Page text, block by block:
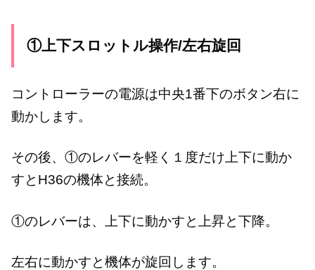
①上下スロットル操作/左右旋回
コントローラーの電源は中央1番下のボタン右に
動かします。
その後、①のレバーを軽く１度だけ上下に動か
すとH36の機体と接続。
①のレバーは、上下に動かすと上昇と下降。
左右に動かすと機体が旋回します。